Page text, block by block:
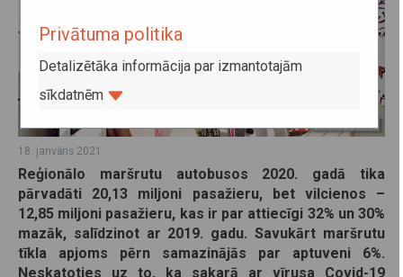
18. janvāris 2021
Reģionālo maršrutu autobusos 2020. gadā tika
pārvadāti 20,13 miljoni pasažieru, bet vilcienos –
12,85 miljoni pasažieru, kas ir par attiecīgi 32% un 30%
mazāk, salīdzinot ar 2019. gadu. Savukārt maršrutu
tīkla apjoms pērn samazinājās par aptuveni 6%.
Neskatoties uz to, ka sakarā ar vīrusa Covid-19
Privātuma politika
Detalizētāka informācija par izmantotajām
sīkdatnēm